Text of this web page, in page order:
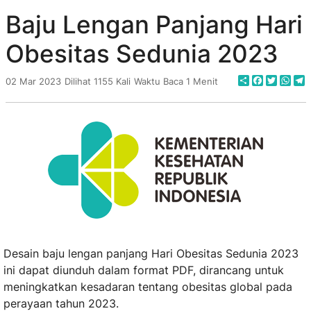
Baju Lengan Panjang Hari
Obesitas Sedunia 2023
02 Mar 2023 Dilihat 1155 Kali Waktu Baca 1 Menit Share
Desain baju lengan panjang Hari Obesitas Sedunia 2023
ini dapat diunduh dalam format PDF, dirancang untuk
meningkatkan kesadaran tentang obesitas global pada
perayaan tahun 2023.